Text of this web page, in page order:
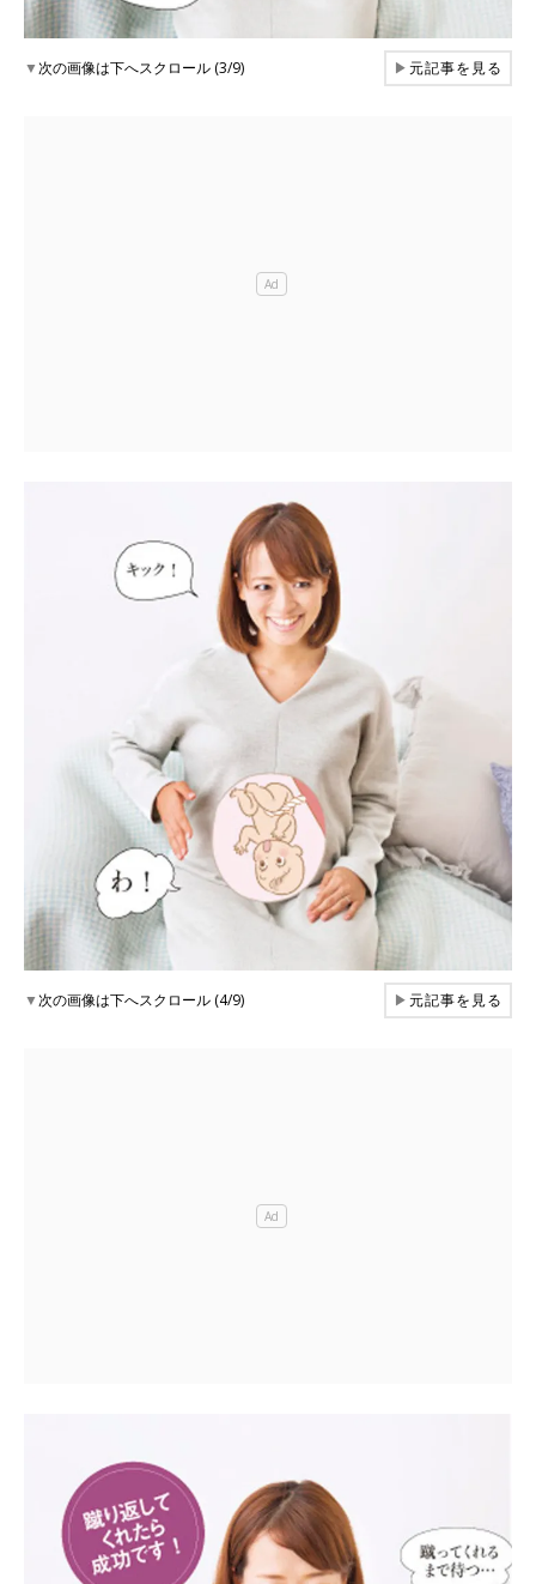
▼次の画像は下へスクロール (3/9) ▶元記事を見る
▼次の画像は下へスクロール (4/9) ▶元記事を見る